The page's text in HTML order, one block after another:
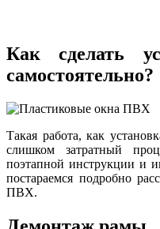
Как сделать
самостоятельно?
Такая работа, как
слишком затратный
поэтапной инструкции и
постараемся подробно
ПВХ.